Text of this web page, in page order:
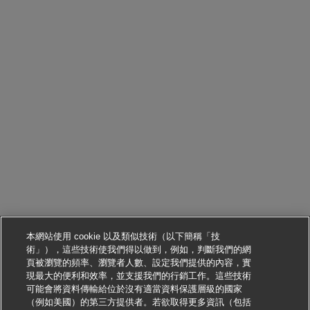
本網站使用 cookie 以及類似技術（以下簡稱「技
術」），這些技術使我們得以做到，例如，判斷我們的網
頁被瀏覽的頻率、瀏覽者人數、設定我們提供的內容，實
現最大的便利和效率，並支援我們的行銷工作。這些技術
可能會將資料傳輸給位於沒有適當資料保護層級的國家
（例如美國）的第三方提供者。若欲取得更多資訊（包括